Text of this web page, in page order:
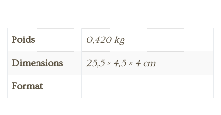
Poids 0,420 kg
Dimensions 25,5 × 4,5 × 4 cm
Format